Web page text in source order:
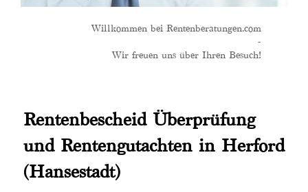
Willkommen bei Rentenberatungen.com
-
Wir freuen uns über Ihren Besuch!
Rentenbescheid Überprüfung
und Rentengutachten in Herford
(Hansestadt)